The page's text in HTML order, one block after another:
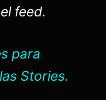
feed.
para
Stories.